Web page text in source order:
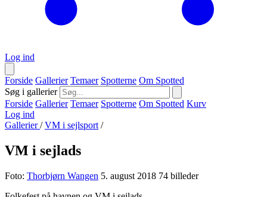
Log ind
Forside Gallerier Temaer Spotterne Om Spotted
Søg i gallerier
Forside Gallerier Temaer Spotterne Om Spotted Kurv
Log ind
Gallerier/ VM i sejlsport /
VM i sejlads
Foto: Thorbjørn Wangen 5. august 2018 74 billeder